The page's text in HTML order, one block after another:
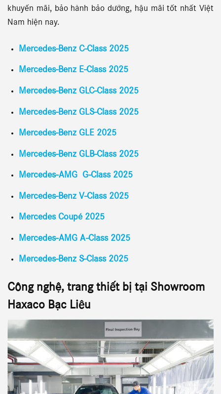
khuyến mãi, bảo hành bảo dưỡng, hậu mãi tốt nhất Việt
Nam hiện nay.
Mercedes-Benz C-Class 2025
Mercedes-Benz E-Class 2025
Mercedes-Benz GLC-Class 2025
Mercedes-Benz GLS-Class 2025
Mercedes-Benz GLE 2025
Mercedes-Benz GLB-Class 2025
Mercedes-AMG G-Class 2025
Mercedes-Benz V-Class 2025
Mercedes Coupé 2025
Mercedes-AMG A-Class 2025
Mercedes-Benz S-Class 2025
Công nghệ, trang thiết bị tại Showroom
Haxaco Bạc Liêu